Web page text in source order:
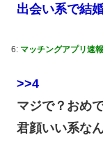
出会い系で結
6: マッチングアプリ速報
>>4
マジで？おめ
君顔いい系な